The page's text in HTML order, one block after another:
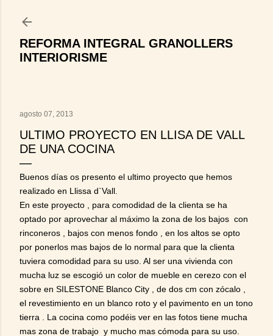
REFORMA INTEGRAL GRANOLLERS
INTERIORISME
agosto 07, 2013
ULTIMO PROYECTO EN LLISA DE VALL
DE UNA COCINA
Buenos días os presento el ultimo proyecto que hemos
realizado en Llissa d`Vall.
En este proyecto , para comodidad de la clienta se ha
optado por aprovechar al máximo la zona de los bajos con
rinconeros , bajos con menos fondo , en los altos se opto
por ponerlos mas bajos de lo normal para que la clienta
tuviera comodidad para su uso. Al ser una vivienda con
mucha luz se escogió un color de mueble en cerezo con el
sobre en SILESTONE Blanco City , de dos cm con zócalo ,
el revestimiento en un blanco roto y el pavimento en un tono
tierra . La cocina como podéis ver en las fotos tiene mucha
mas zona de trabajo y mucho mas cómoda para su uso.